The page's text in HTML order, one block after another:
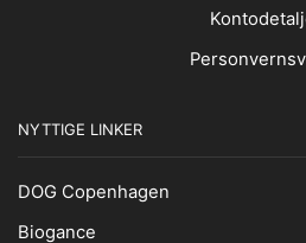
NYTTIGE LINKER
DOG Copenhagen
Biogance